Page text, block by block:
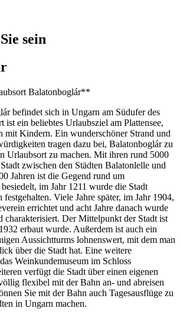
sein
Balatonboglár**
befindet sich in Ungarn am Südufer des
ist ein beliebtes Urlaubsziel am Plattensee,
mit Kindern. Ein wunderschöner Strand und
tragen dazu bei, Balatonboglár zu
Urlaubsort zu machen. Mit ihren rund 5000
zwischen den Städten Balatonlelle und
Jahren ist die Gegend rund um
im Jahr 1211 wurde die Stadt
Viele Jahre später, im Jahr 1904,
errichtet und acht Jahre danach wurde
charakterisiert. Der Mittelpunkt der Stadt ist
erbaut wurde. Außerdem ist auch ein
Aussichtturms lohnenswert, mit dem man
über die Stadt hat. Eine weitere
Weinkundemuseum im Schloss
verfügt die Stadt über einen eigenen
flexibel mit der Bahn an- und abreisen
Sie mit der Bahn auch Tagesausflüge zu
in Ungarn machen.